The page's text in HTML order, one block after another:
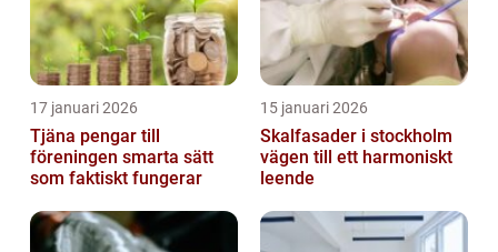
17 januari 2026
Tjäna pengar till
föreningen smarta sätt
som faktiskt fungerar
15 januari 2026
Skalfasader i stockholm
vägen till ett harmoniskt
leende